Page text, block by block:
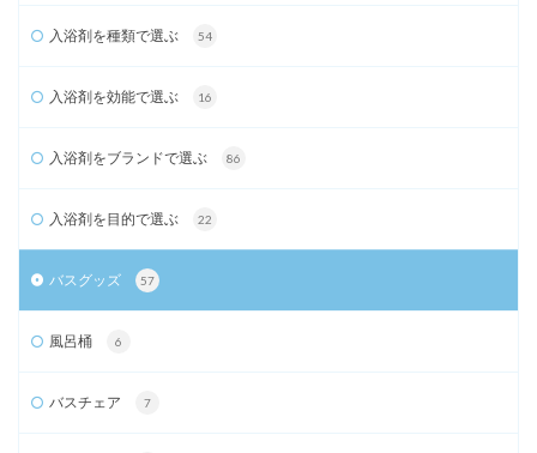
入浴剤を種類で選ぶ 54
入浴剤を効能で選ぶ 16
入浴剤をブランドで選ぶ 86
入浴剤を目的で選ぶ 22
バスグッズ 57
風呂桶 6
バスチェア 7